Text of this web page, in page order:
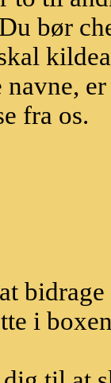
bør
fra os.
i